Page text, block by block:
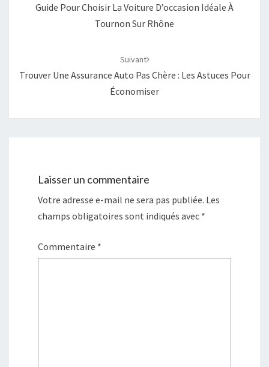
Guide Pour Choisir La Voiture D’occasion Idéale À
Tournon Sur Rhône
Suivant
Trouver Une Assurance Auto Pas Chère : Les Astuces Pour
Économiser
Laisser un commentaire
Votre adresse e-mail ne sera pas publiée. Les
champs obligatoires sont indiqués avec *
Commentaire *